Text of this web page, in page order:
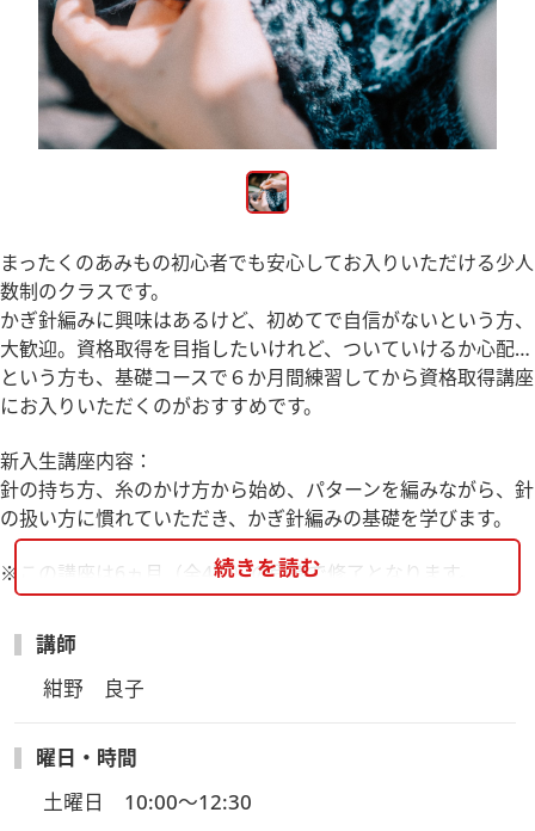
まったくのあみもの初心者でも安心してお入りいただける少人
数制のクラスです。
かぎ針編みに興味はあるけど、初めてで自信がないという方、
大歓迎。資格取得を目指したいけれど、ついていけるか心配…
という方も、基礎コースで６か月間練習してから資格取得講座
にお入りいただくのがおすすめです。
新入生講座内容：
針の持ち方、糸のかけ方から始め、パターンを編みながら、針
の扱い方に慣れていただき、かぎ針編みの基礎を学びます。
※この講座は6ヵ月（全4回）の受講で修了となります。
続きを読む
講師
紺野　良子
曜日・時間
土曜日　10:00～12:30